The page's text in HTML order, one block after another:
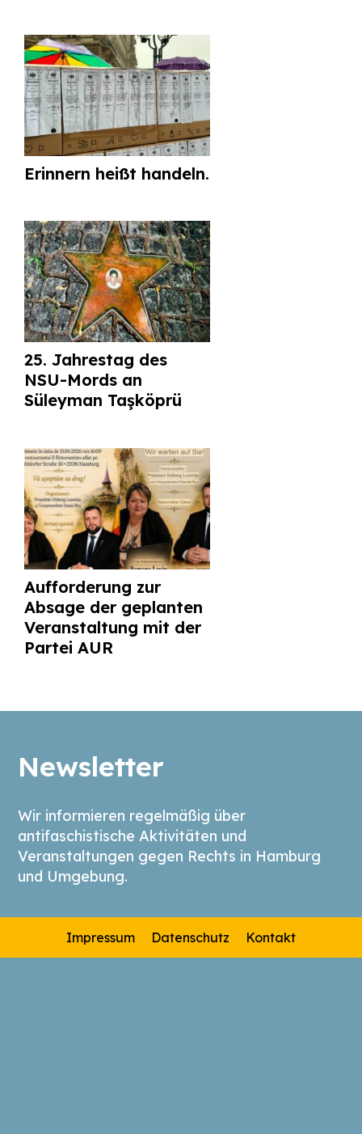
Erinnern heißt handeln.
25. Jahrestag des
NSU-Mords an
Süleyman Taşköprü
Aufforderung zur
Absage der geplanten
Veranstaltung mit der
Partei AUR
Newsletter
Wir informieren regelmäßig über
antifaschistische Aktivitäten und
Veranstaltungen gegen Rechts in Hamburg
und Umgebung.
Impressum Datenschutz Kontakt